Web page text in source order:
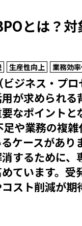
とは？
生産性向上 業務効
ジネス・プ
が求められ
なポイント
足や業務の複
ケースがあり
するために
ています。受
スト削減が期